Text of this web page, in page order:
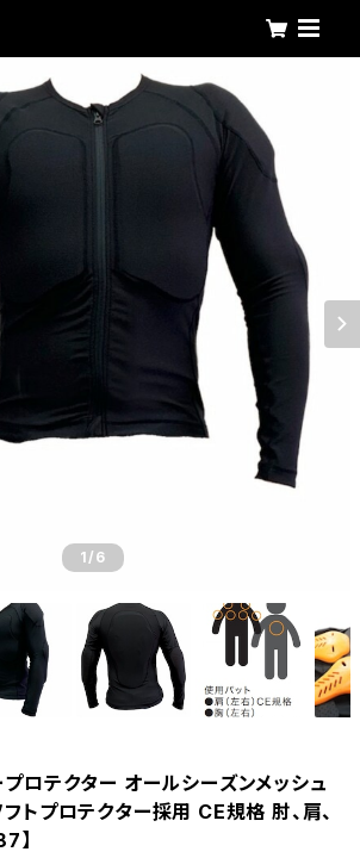
1/6
ロテクター オールシーズンメッシュ
トプロテクター採用 CE規格 肘、肩、
】